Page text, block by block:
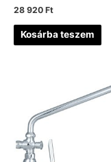
28 920 Ft
Kosárba teszem